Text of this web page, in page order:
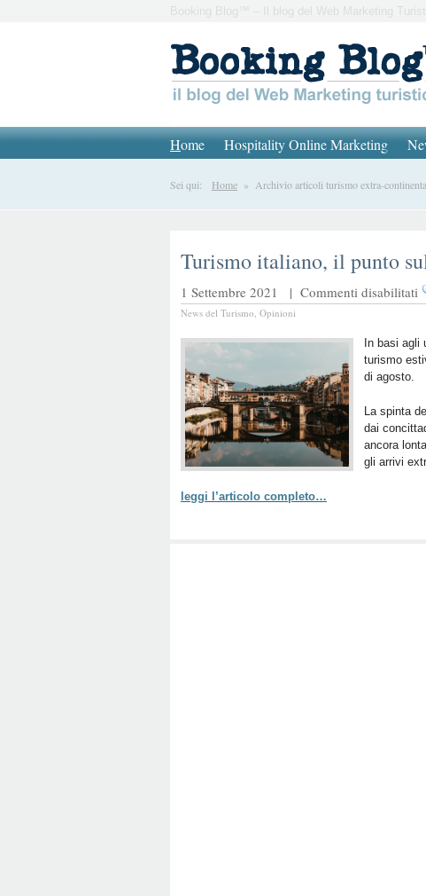
Booking Blog™ – Il blog del Web Marketing
Home Hospitality Online Marketing
Sei qui: Home » Archivio articoli turismo extra-
Turismo italiano, il punto
1 Settembre 2021 | Commenti disabilitati
il
News del Turismo, Opinioni
In basi agli
turismo
di agosto.
La spinta
dai
ancora
gli arrivi
leggi l’articolo completo…